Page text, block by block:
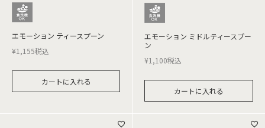
エモーション ティースプーン
¥1,155税込
カートに入れる
エモーション ミドルティースプー
ン
¥1,100税込
カートに入れる